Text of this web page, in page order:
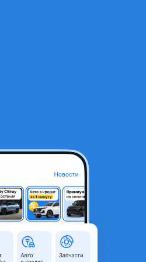
Актобе, Актюбинская